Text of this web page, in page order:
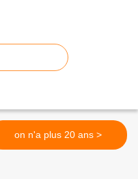
on n'a plus 20 ans >